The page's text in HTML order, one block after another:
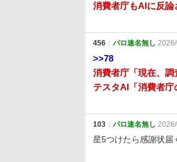
消費者庁もAIに反論
456 ： パロ速名無し
>>78
消費者庁「現在、調
テスタAI「消費者庁
103 ： パロ速名無し
星5つけたら感謝状届